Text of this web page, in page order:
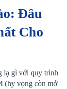
Đâu
Cho
lạ gì với quy trình
(hy vọng còn mở